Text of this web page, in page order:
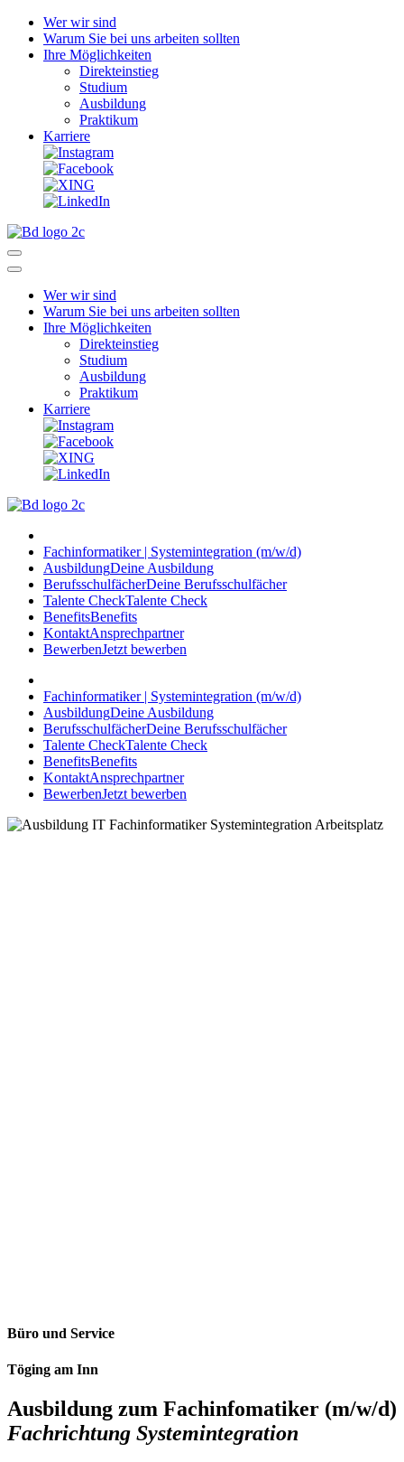
Wer wir sind
Warum Sie bei uns arbeiten sollten
Ihre Möglichkeiten
Direkteinstieg
Studium
Ausbildung
Praktikum
Karriere
Wer wir sind
Warum Sie bei uns arbeiten sollten
Ihre Möglichkeiten
Direkteinstieg
Studium
Ausbildung
Praktikum
Karriere
Fachinformatiker | Systemintegration (m/w/d)
AusbildungDeine Ausbildung
BerufsschulfächerDeine Berufsschulfächer
Talente CheckTalente Check
BenefitsBenefits
KontaktAnsprechpartner
BewerbenJetzt bewerben
Fachinformatiker | Systemintegration (m/w/d)
AusbildungDeine Ausbildung
BerufsschulfächerDeine Berufsschulfächer
Talente CheckTalente Check
BenefitsBenefits
KontaktAnsprechpartner
BewerbenJetzt bewerben
Büro und Service
Töging am Inn
Ausbildung zum Fachinfomatiker (m/w/d)
Fachrichtung Systemintegration